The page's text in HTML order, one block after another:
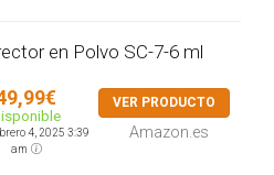
en Polvo SC-7-6 ml
4, 2025 3:39
am
VER PRODUCTO
Amazon.es